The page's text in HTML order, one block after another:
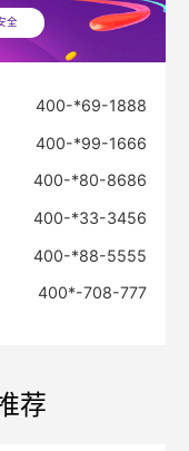
全
400-*69-1888
400-*99-1666
400-*80-8686
400-*33-3456
400-*88-5555
400*-708-777
荐